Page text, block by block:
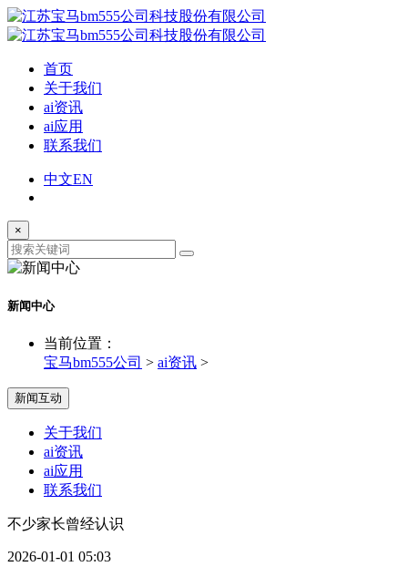
首页
关于我们
ai资讯
ai应用
联系我们
中文EN
×
新闻中心
当前位置：
宝马bm555公司 > ai资讯 >
新闻互动
关于我们
ai资讯
ai应用
联系我们
不少家长曾经认识
2026-01-01 05:03